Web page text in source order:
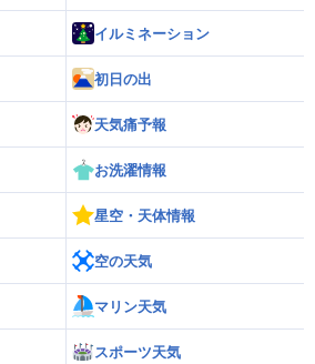
イルミネーション
初日の出
天気痛予報
お洗濯情報
星空・天体情報
空の天気
マリン天気
スポーツ天気